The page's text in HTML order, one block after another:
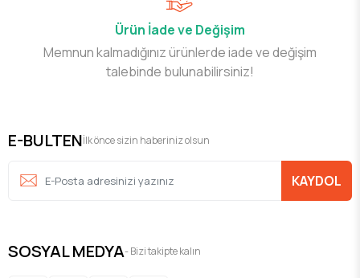
Ürün İade ve Değişim
Memnun kalmadığınız ürünlerde iade ve değişim
talebinde bulunabilirsiniz!
E-BULTENİlk önce sizin haberiniz olsun
KAYDOL
SOSYAL MEDYA- Bizi takipte kalın